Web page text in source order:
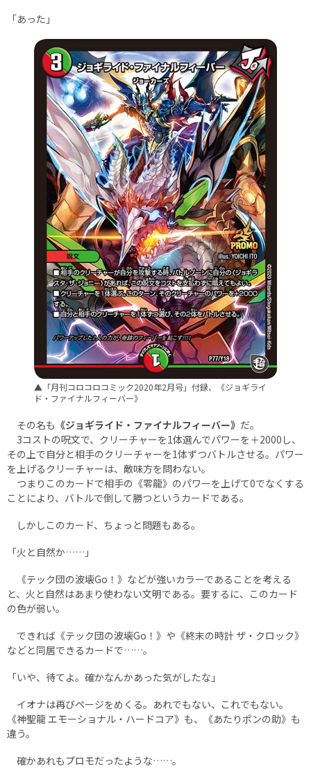
「あった」
▲「月刊コロコロコミック2020年2月号」付録、《ジョギライ
ド・ファイナルフィーバー》
その名も 《ジョギライド・ファイナルフィーバー》 だ。
3コストの呪文で、クリーチャーを1体選んでパワーを＋2000し、
その上で自分と相手のクリーチャーを1体ずつバトルさせる。パワー
を上げるクリーチャーは、敵味方を問わない。
つまりこのカードで相手の《零龍》のパワーを上げて0でなくする
ことにより、バトルで倒して勝つというカードである。
しかしこのカード、ちょっと問題もある。
「火と自然か……」
《テック団の波壊Go！》などが強いカラーであることを考える
と、火と自然はあまり使わない文明である。要するに、このカード
の色が弱い。
できれば《テック団の波壊Go！》や《終末の時計 ザ・クロック》
などと同居できるカードで……。
「いや、待てよ。確かなんかあった気がしたな」
イオナは再びページをめくる。あれでもない、これでもない。
《神聖龍 エモーショナル・ハードコア》も、《あたりポンの助》も
違う。
確かあれもプロモだったような……。